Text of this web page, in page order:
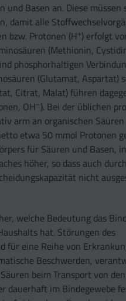
und Basen an. Diese müssen
damit alle
bzw. Protonen (H+ ) erfolgt
(Methionin,
phosphorhaltigen
(Glutamat, Aspartat)
Citrat, Malat) führen
OH–). Bei der üblichen
arm an organischen
etwa 50 mmol Protonen
für Säuren und Basen,
höher, so dass auch
nicht
welche Bedeutung das
hat. Störungen des
für eine Reihe von
Beschwerden,
beim Transport von
dauerhaft im Bindegewebe